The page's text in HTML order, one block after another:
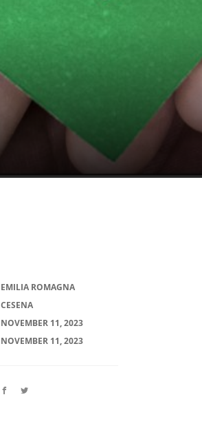
EMILIA ROMAGNA
CESENA
NOVEMBER 11, 2023
NOVEMBER 11, 2023